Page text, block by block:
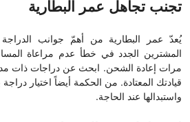
تجنب تجاهل عمر البطارية
يُعدّ عمر البطارية من أهمّ جوانب الدراجة
المشترين الجدد في خطأ عدم مراعاة
مرات إعادة الشحن. ابحث عن دراجات ذات
قيادتك المعتادة. من الحكمة أيضاً اختيار
واستبدالها عند الحاجة.